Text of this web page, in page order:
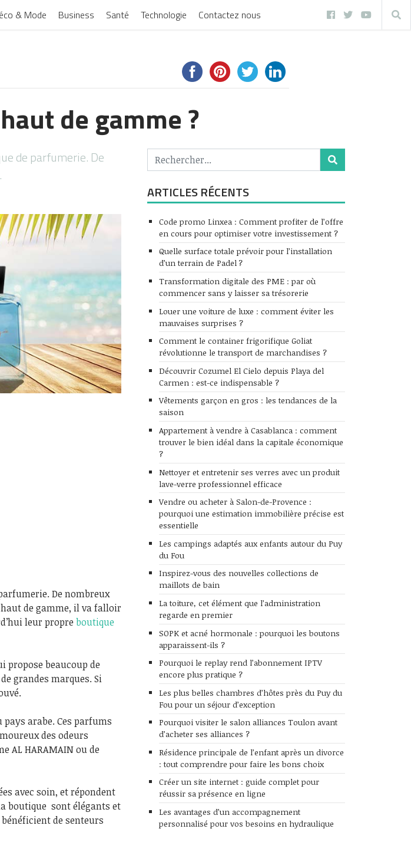
& Mode Business Santé Technologie Contactez nous
de gamme ?
de parfumerie. De
De nombreux
de gamme, il va falloir
leur propre boutique
propose beaucoup de
grandes marques. Si
arabe. Ces parfums
des odeurs
AL HARAMAIN ou de
avec soin, et répondent
boutique sont élégants et
de senteurs
ARTICLES RÉCENTS
Code promo Linxea : Comment profiter de l’offre
en cours pour optimiser votre investissement ?
Quelle surface totale prévoir pour l’installation
d’un terrain de Padel ?
Transformation digitale des PME : par où
commencer sans y laisser sa trésorerie
Louer une voiture de luxe : comment éviter les
mauvaises surprises ?
Comment le container frigorifique Goliat
révolutionne le transport de marchandises ?
Découvrir Cozumel El Cielo depuis Playa del
Carmen : est-ce indispensable ?
Vêtements garçon en gros : les tendances de la
saison
Appartement à vendre à Casablanca : comment
trouver le bien idéal dans la capitale économique
?
Nettoyer et entretenir ses verres avec un produit
lave-verre professionnel efficace
Vendre ou acheter à Salon-de-Provence :
pourquoi une estimation immobilière précise est
essentielle
Les campings adaptés aux enfants autour du Puy
du Fou
Inspirez-vous des nouvelles collections de
maillots de bain
La toiture, cet élément que l’administration
regarde en premier
SOPK et acné hormonale : pourquoi les boutons
apparaissent-ils ?
Pourquoi le replay rend l’abonnement IPTV
encore plus pratique ?
Les plus belles chambres d’hôtes près du Puy du
Fou pour un séjour d’exception
Pourquoi visiter le salon alliances Toulon avant
d’acheter ses alliances ?
Résidence principale de l’enfant après un divorce
: tout comprendre pour faire les bons choix
Créer un site internet : guide complet pour
réussir sa présence en ligne
Les avantages d’un accompagnement
personnalisé pour vos besoins en hydraulique